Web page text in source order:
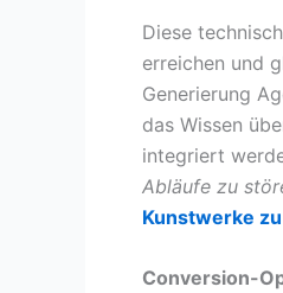
Diese
erreichen und
Generierung
das Wissen
integriert
Abläufe zu
Kunstwerke
Conversion-